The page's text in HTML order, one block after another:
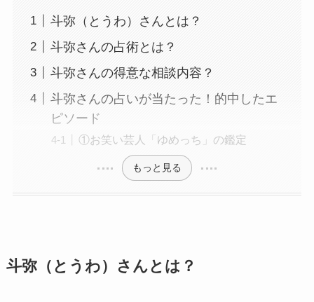
斗弥（とうわ）さんとは？
斗弥さんの占術とは？
斗弥さんの得意な相談内容？
斗弥さんの占いが当たった！的中したエ
ピソード
①お笑い芸人「ゆめっち」の鑑定
もっと見る
斗弥（とうわ）さんとは？